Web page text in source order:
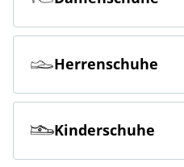
Herrenschuhe
Kinderschuhe